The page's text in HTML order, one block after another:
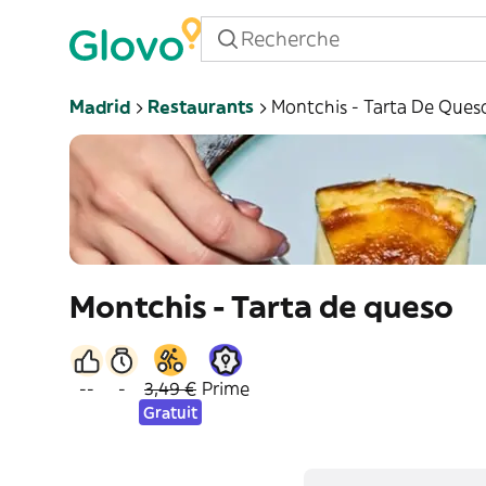
Madrid Restaurants Montchis - Tarta De
Montchis - Tarta de queso
-- - 3,49 €
Gratuit
Prime